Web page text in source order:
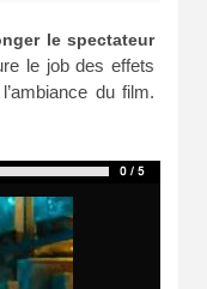
le spectateur
le job des effets
du film.